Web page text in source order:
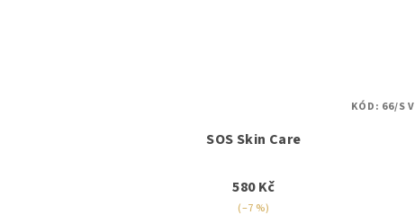
SOS Skin Care
580 Kč
(–7 %)
KÓD: 66/S V